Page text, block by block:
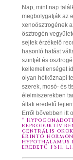
Nap, mint nap
megbolygatják az
xenoösztrogének
ösztrogén
sejtek érzékelő
hasonló hatást
szintjét és
kellemetlenséget
olyan hétköznapi
szerek, mosó- és
élelmiszerekben
állati eredetű
Erről bővebben itt
*
reproduktív
centrális okok
érintő
hypothalamus
eredetű FSH,